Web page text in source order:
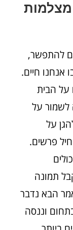
להתפשר,
אנחנו חיים.
על הבית
לשמור על
על
פרשים.
תמונה
הבא נדבר
וננסה